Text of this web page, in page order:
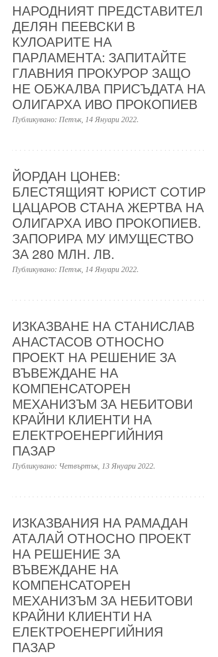
НАРОДНИЯТ ПРЕДСТАВИТЕЛ
ДЕЛЯН ПЕЕВСКИ В
КУЛОАРИТЕ НА
ПАРЛАМЕНТА: ЗАПИТАЙТЕ
ГЛАВНИЯ ПРОКУРОР ЗАЩО
НЕ ОБЖАЛВА ПРИСЪДАТА НА
ОЛИГАРХА ИВО ПРОКОПИЕВ
Публикувано: Петък, 14 Януари 2022.
ЙОРДАН ЦОНЕВ:
БЛЕСТЯЩИЯТ ЮРИСТ СОТИР
ЦАЦАРОВ СТАНА ЖЕРТВА НА
ОЛИГАРХА ИВО ПРОКОПИЕВ.
ЗАПОРИРА МУ ИМУЩЕСТВО
ЗА 280 МЛН. ЛВ.
Публикувано: Петък, 14 Януари 2022.
ИЗКАЗВАНЕ НА СТАНИСЛАВ
АНАСТАСОВ ОТНОСНО
ПРОЕКТ НА РЕШЕНИЕ ЗА
ВЪВЕЖДАНЕ НА
КОМПЕНСАТОРЕН
МЕХАНИЗЪМ ЗА НЕБИТОВИ
КРАЙНИ КЛИЕНТИ НА
ЕЛЕКТРОЕНЕРГИЙНИЯ
ПАЗАР
Публикувано: Четвъртък, 13 Януари 2022.
ИЗКАЗВАНИЯ НА РАМАДАН
АТАЛАЙ ОТНОСНО ПРОЕКТ
НА РЕШЕНИЕ ЗА
ВЪВЕЖДАНЕ НА
КОМПЕНСАТОРЕН
МЕХАНИЗЪМ ЗА НЕБИТОВИ
КРАЙНИ КЛИЕНТИ НА
ЕЛЕКТРОЕНЕРГИЙНИЯ
ПАЗАР